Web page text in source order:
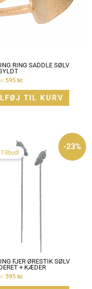
RING SADDLE SØLV
595 kr.
TIL KURV
-23%
Tilbud!
FJER ØRESTIK SØLV
+ KÆDER
oprindelige
pris
var:
775 kr..
595 kr.
aktuelle
pris
er:
595 kr..